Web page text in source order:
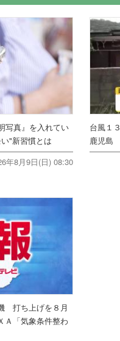
写真』を入れてい
"新習慣とは
年8月9日(日) 08:30
台風１
鹿児島
打ち上げを８月
「気象条件整わ